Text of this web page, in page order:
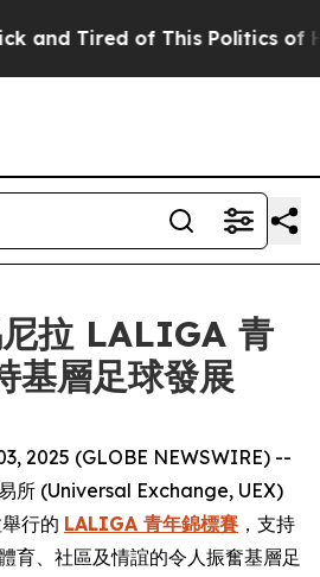
Tired of This Politics of
拉 LALIGA 青
基層足球發展
2025 (GLOBE NEWSWIRE) --
所 (Universal Exchange, UEX)
行的 LALIGA 青年錦標賽 ，支持
育、社區及情誼的令人振奮基層足